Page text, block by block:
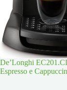
De’Longhi
Espresso e